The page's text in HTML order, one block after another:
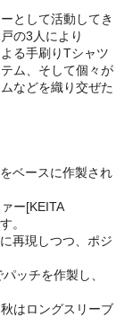
として活動してき
の3人により
る手刷りTシャツ
ム、そして個々が
などを織り交ぜた
ベースに作製され
ー[KEITA
。
再現しつつ、ポジ
ッチを作製し、
はロングスリーブ